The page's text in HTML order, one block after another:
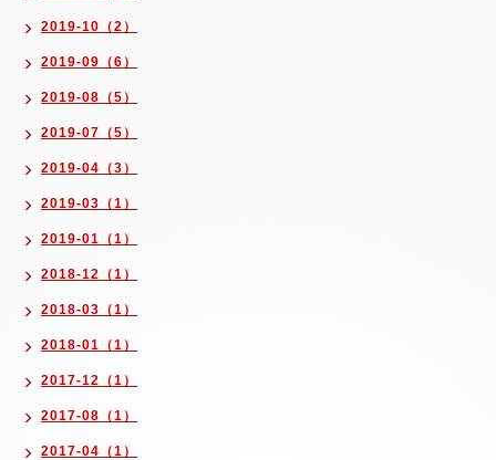
2019-10（2）
2019-09（6）
2019-08（5）
2019-07（5）
2019-04（3）
2019-03（1）
2019-01（1）
2018-12（1）
2018-03（1）
2018-01（1）
2017-12（1）
2017-08（1）
2017-04（1）